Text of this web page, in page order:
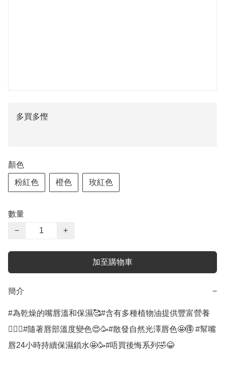
多買多慳
顏色
粉紅色 橙色 玫紅色
數量
−
+
加至購物車
簡介 −
#為乾燥的嘴唇溫和保濕🥰#含有多種植物油提供豐富營養
✌🏻🉐#隨著唇部溫度變色😍🥳#散發自然光澤唇色🤩🉐 #幫嘴
唇24小時持續保濕鎖水🤩🥳#唔買後悔系列🤣😂